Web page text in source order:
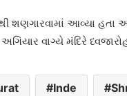
શણગારવામાં આવ્યા હતા
અગિયાર વાગ્યે મંદિરે
Inde